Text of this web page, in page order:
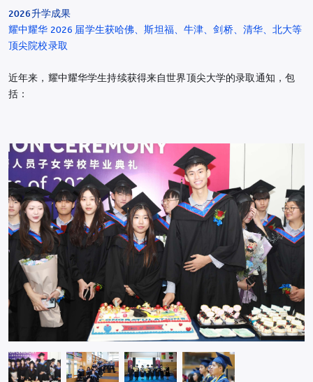
2026升学成果
耀中耀华 2026 届学生获哈佛、斯坦福、牛津、剑桥、清华、北大等
顶尖院校录取
近年来，耀中耀华学生持续获得来自世界顶尖大学的录取通知，包
括：